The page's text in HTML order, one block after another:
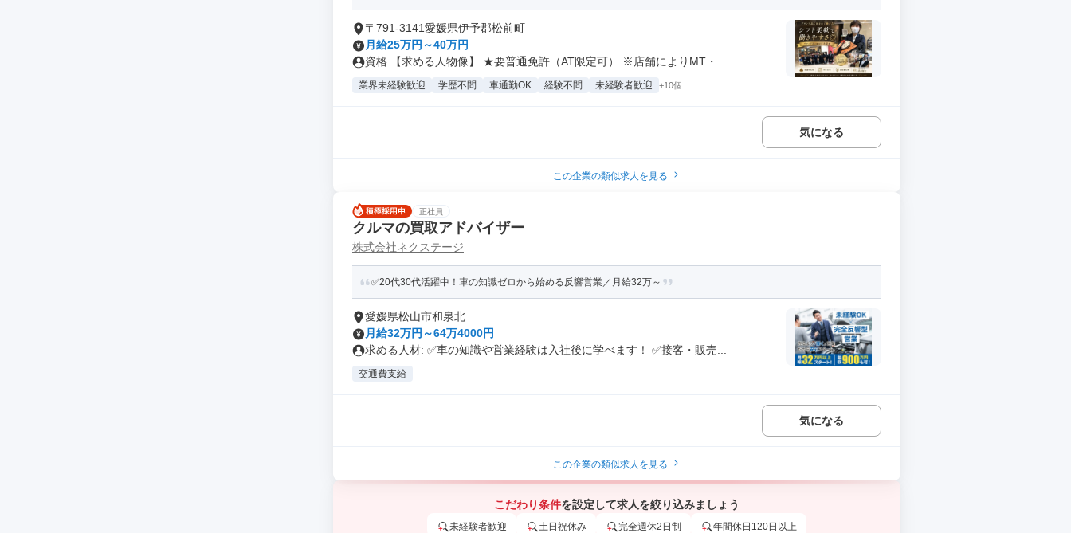
〒791-3141愛媛県伊予郡松前町
月給25万円～40万円
資格 【求める人物像】 ★要普通免許（AT限定可） ※店舗によりMT・...
業界未経験歓迎 学歴不問 車通勤OK 経験不問 未経験者歓迎 +10個
気になる
この企業の類似求人を見る
正社員
クルマの買取アドバイザー
株式会社ネクステージ
✅20代30代活躍中！車の知識ゼロから始める反響営業／月給32万～
愛媛県松山市和泉北
月給32万円～64万4000円
求める人材: ✅車の知識や営業経験は入社後に学べます！ ✅接客・販売...
交通費支給
気になる
この企業の類似求人を見る
こだわり条件を設定して求人を絞り込みましょう
未経験者歓迎 土日祝休み 完全週休2日制 年間休日120日以上